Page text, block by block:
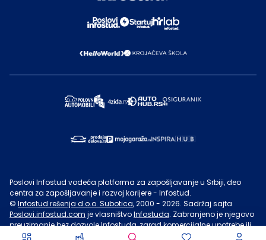
Poslovi Infostud vodeća platforma za zapošljavanje u Srbiji, deo
centra za zapošljavanje i razvoj karijere - Infostud.
© Infostud rešenja d.o.o. Subotica, 2000 - 2026. Sadržaj sajta
Poslovi.infostud.com je vlasništvoInfostuda. Zabranjeno je njegovo
preuzimanje bez dozvoleInfostuda, zarad komercijalne upotrebe ili
u druge svrhe, osim za lične potrebe posetilaca sajta.